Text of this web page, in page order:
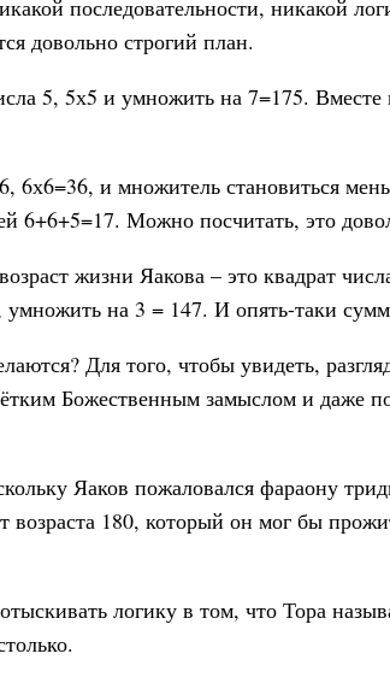
последовательности, никакой
довольно строгий план.
5, 5х5 и умножить на 7=175.
6х6=36, и множитель становиться
6+6+5=17. Можно посчитать, это
жизни Яакова – это квадрат
умножить на 3 = 147. И опять-таки
Для того, чтобы увидеть,
Божественным замыслом и даже
Яаков пожаловался фараону
возраста 180, который он мог бы
логику в том, что Тора